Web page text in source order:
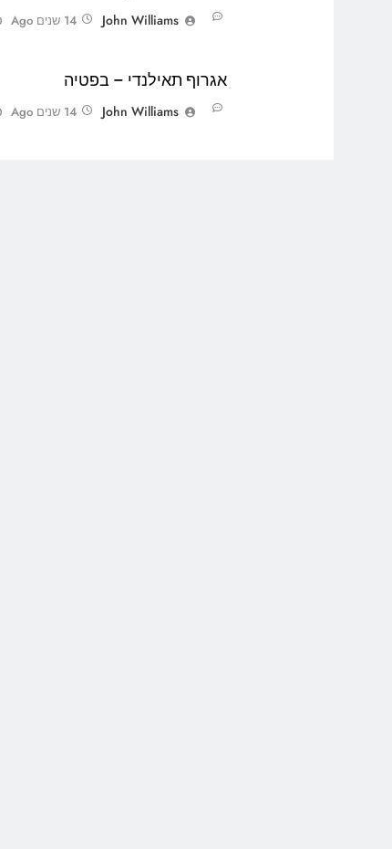
John Williams
14 שנים Ago
אגרוף תאילנדי – בפטיה
John Williams
14 שנים Ago